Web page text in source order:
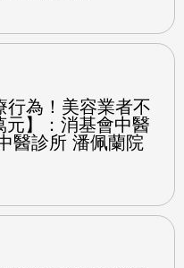
行為！美容業者不
元】：消基會中醫
醫診所 潘佩蘭院